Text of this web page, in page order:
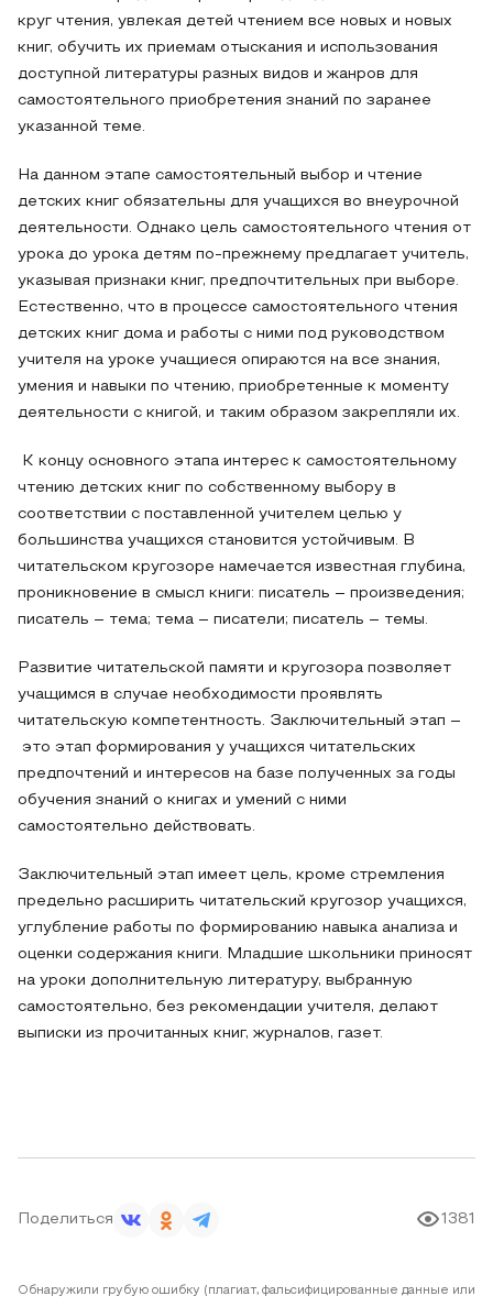
круг чтения, увлекая детей чтением все новых и новых
книг, обучить их приемам отыскания и использования
доступной литературы разных видов и жанров для
самостоятельного приобретения знаний по заранее
указанной теме.
На данном этапе самостоятельный выбор и чтение
детских книг обязательны для учащихся во внеурочной
деятельности. Однако цель самостоятельного чтения от
урока до урока детям по-прежнему предлагает учитель,
указывая признаки книг, предпочтительных при выборе.
Естественно, что в процессе самостоятельного чтения
детских книг дома и работы с ними под руководством
учителя на уроке учащиеся опираются на все знания,
умения и навыки по чтению, приобретенные к моменту
деятельности с книгой, и таким образом закрепляли их.
К концу основного этапа интерес к самостоятельному
чтению детских книг по собственному выбору в
соответствии с поставленной учителем целью у
большинства учащихся становится устойчивым. В
читательском кругозоре намечается известная глубина,
проникновение в смысл книги: писатель – произведения;
писатель – тема; тема – писатели; писатель – темы.
Развитие читательской памяти и кругозора позволяет
учащимся в случае необходимости проявлять
читательскую компетентность. Заключительный этап –
это этап формирования у учащихся читательских
предпочтений и интересов на базе полученных за годы
обучения знаний о книгах и умений с ними
самостоятельно действовать.
Заключительный этап имеет цель, кроме стремления
предельно расширить читательский кругозор учащихся,
углубление работы по формированию навыка анализа и
оценки содержания книги. Младшие школьники приносят
на уроки дополнительную литературу, выбранную
самостоятельно, без рекомендации учителя, делают
выписки из прочитанных книг, журналов, газет.
Поделиться 1381
Обнаружили грубую ошибку (плагиат, фальсифицированные данные или